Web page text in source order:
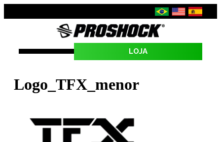
LOJA
Logo_TFX_menor